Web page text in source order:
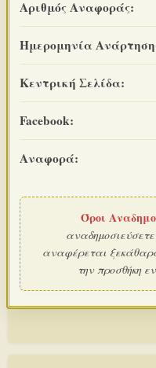
Αριθμός Αναφοράς:
Ημερομηνία
Κεντρική Σελίδα:
Facebook:
Αναφορά:
Όροι
αναφέρεται
την προσθήκη